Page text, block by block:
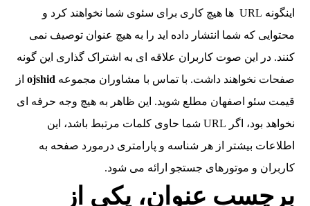
اینگونه URL ها هیچ کاری برای سئوی شما نخواهند کرد و
محتوایی که شما انتشار داده اید را به هیچ عنوان توصیف نمی
کنند. در این صوت کاربران علاقه ای به اشتراک گذاری این گونه
صفحات نخواهند داشت. با تماس با مشاوران مجموعه ojshid از
قیمت سئو اصفهان مطلع شوید. این ظاهر به هیچ وجه حرفه ای
نخواهد بود، اگر URL شما حاوی کلمات مرتبط باشد، این
اطلاعات بیشتر از هر شناسه و پارامتری درمورد صفحه به
کاربران و موتورهای جستجو ارائه می شود.
برچسب عنوان، یکی از